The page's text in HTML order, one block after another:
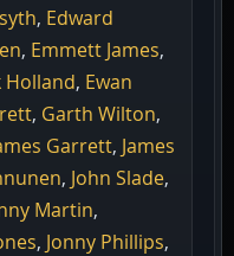
, Edward
, Emmett James,
Holland, Ewan
, Garth Wilton,
Garrett, James
, John Slade,
Martin,
, Jonny Phillips,